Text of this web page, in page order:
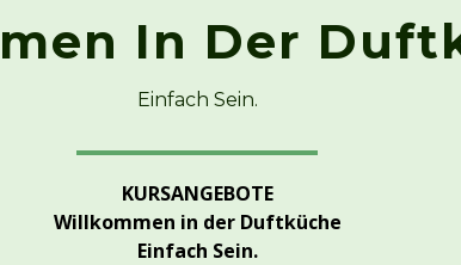
In Der
Einfach Sein.
KURSANGEBOTE
Willkommen in der Duftküche
Einfach Sein.